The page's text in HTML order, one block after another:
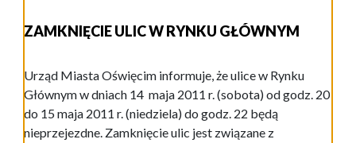
ZAMKNIĘCIE ULIC W RYNKU GŁÓWNYM
Urząd Miasta Oświęcim informuje, że ulice w Rynku
Głównym w dniach 14 maja 2011 r. (sobota) od godz. 20
do 15 maja 2011 r. (niedziela) do godz. 22 będą
nieprzejezdne. Zamknięcie ulic jest związane z